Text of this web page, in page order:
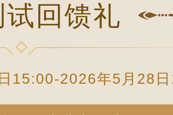
回馈礼
15:00-2026年5月28